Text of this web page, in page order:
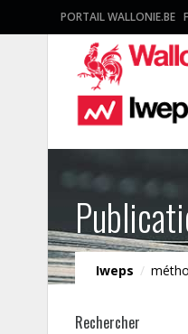
PORTAIL WALLONIE.BE
Iweps /
Rechercher